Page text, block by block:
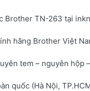
Brother TN-263 tại
hãng Brother Việt
tem – nguyên hộp
quốc (Hà Nội,